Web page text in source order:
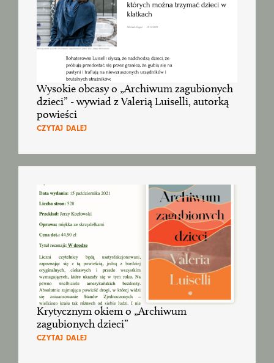
Wysokie obcasy o „Archiwum zagubionych
dzieci” - wywiad z Valerią Luiselli, autorką
powieści
CZYTAJ DALEJ
Krytycznym okiem o „Archiwum
zagubionych dzieci”
CZYTAJ DALEJ